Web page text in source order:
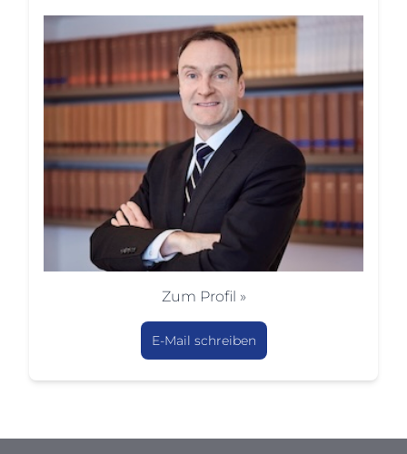
Zum Profil »
E-Mail schreiben